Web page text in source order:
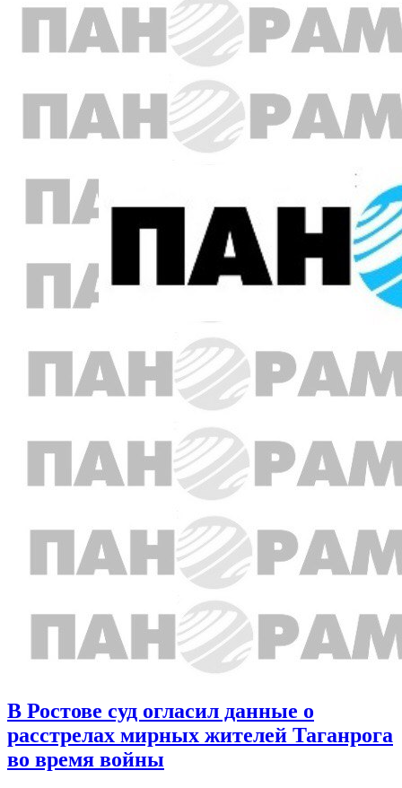
В Ростове суд огласил данные о
расстрелах мирных жителей Таганрога
во время войны